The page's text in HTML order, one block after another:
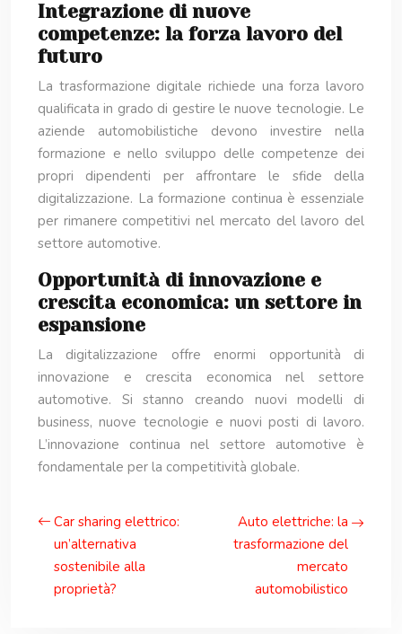
Integrazione di nuove
competenze: la forza lavoro del
futuro
La trasformazione digitale richiede una forza lavoro
qualificata in grado di gestire le nuove tecnologie. Le
aziende automobilistiche devono investire nella
formazione e nello sviluppo delle competenze dei
propri dipendenti per affrontare le sfide della
digitalizzazione. La formazione continua è essenziale
per rimanere competitivi nel mercato del lavoro del
settore automotive.
Opportunità di innovazione e
crescita economica: un settore in
espansione
La digitalizzazione offre enormi opportunità di
innovazione e crescita economica nel settore
automotive. Si stanno creando nuovi modelli di
business, nuove tecnologie e nuovi posti di lavoro.
L’innovazione continua nel settore automotive è
fondamentale per la competitività globale.
Car sharing elettrico:
un’alternativa
sostenibile alla
proprietà?
Auto elettriche: la
trasformazione del
mercato
automobilistico